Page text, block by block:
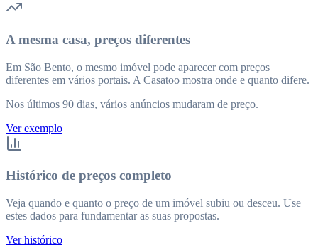
A mesma casa, preços diferentes
Em São Bento, o mesmo imóvel pode aparecer com preços
diferentes em vários portais. A Casatoo mostra onde e quanto difere.
Nos últimos 90 dias, vários anúncios mudaram de preço.
Ver exemplo
Histórico de preços completo
Veja quando e quanto o preço de um imóvel subiu ou desceu. Use
estes dados para fundamentar as suas propostas.
Ver histórico